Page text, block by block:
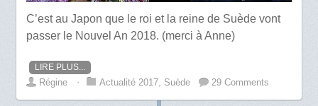
C’est au Japon que le roi et la reine de Suède vont
passer le Nouvel An 2018. (merci à Anne)
LIRE PLUS...
Régine ⋅ Actualité 2017, Suède 29 Comments